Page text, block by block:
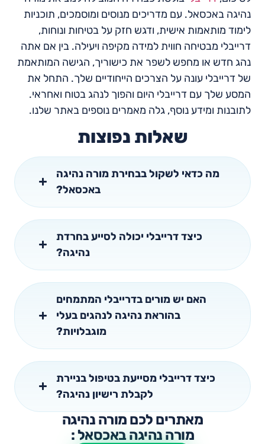
נהיגה באכסאל. עם מדריכים מנוסים ומוסמכים, תוכניות
לימוד מותאמות אישית, ודגש חזק על בטיחות ונוחות,
דרייבלי מבטיחה חווית למידה מקיפה ויעילה. בין אם אתה
נהג חדש או מחפש לשפר את כישוריך, הגישה המותאמת
של דרייבלי עונה על הצרכים הייחודיים שלך. התחל את
המסע שלך עם דרייבלי היום והפוך לנהג בטוח ואחראי.
לתובנות ומידע נוסף, גלה מאמרים נוספים באתר שלנו.
שאלות נפוצות
מה כדאי לשקול בבחירת מורה נהיגה
באכסאל?
כיצד דרייבלי יכולה לסייע בחרדת
נהיגה?
האם יש מורים בדרייבלי המתמחים
בהוראת נהיגה לנהגים בעלי
מוגבלויות?
כיצד דרייבלי מסייעת בטיפול בניירת
לקבלת רישיון נהיגה?
מאתרים לכם מורה נהיגה
מורה נהיגה באכסאל :